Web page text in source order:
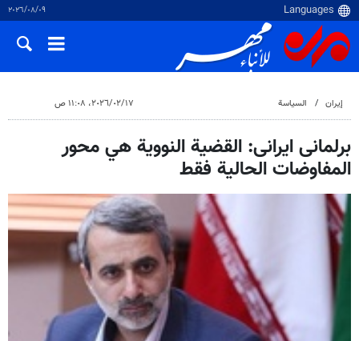
٠٩‏/٠٨‏/٢٠٢٦
إيران السياسة ١٧‏/٠٢‏/٢٠٢٦، ١١:٠٨ ص
برلمانی ایرانی: القضية النووية هي محور
المفاوضات الحالية فقط